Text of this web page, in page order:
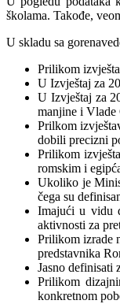
školama. Takođe,
U skladu sa
Prilikom
U Izvještaj za
U Izvještaj za
manjine i Vlade
Prilkom
dobili precizni
Prilikom
romskim i
Ukoliko je
čega su
Imajući u vidu
aktivnosti za
Prilikom izrade
predstavnika
Jasno definisati
Prilikom
konkretnom